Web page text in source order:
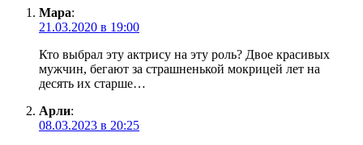
Мара:
21.03.2020 в 19:00
Кто выбрал эту актрису на эту роль? Двое красивых
мужчин, бегают за страшненькой мокрицей лет на
десять их старше…
Арли:
08.03.2023 в 20:25